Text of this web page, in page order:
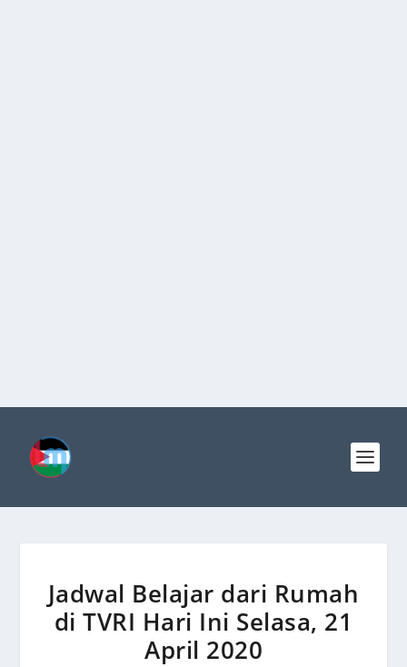
Jadwal Belajar dari Rumah
di TVRI Hari Ini Selasa, 21
April 2020